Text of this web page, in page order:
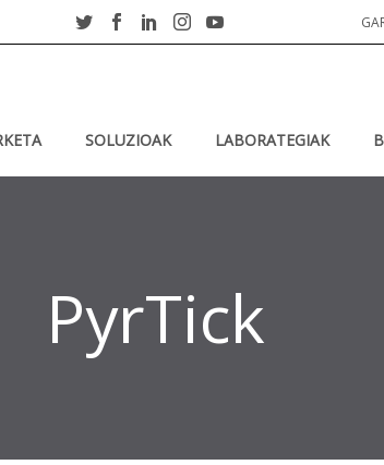
SOLUZIOAK LABORATEGIAK
PyrTick